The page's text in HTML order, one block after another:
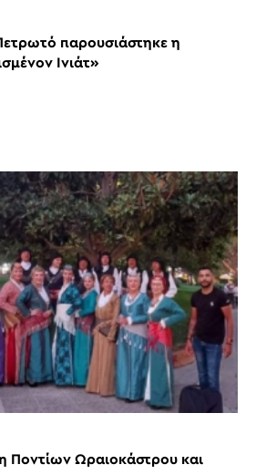
παρουσιάστηκε η
Ινιάτ»
Ποντίων Ωραιοκάστρου και